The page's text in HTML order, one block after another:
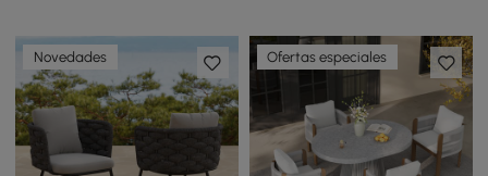
Novedades Ofertas especiales